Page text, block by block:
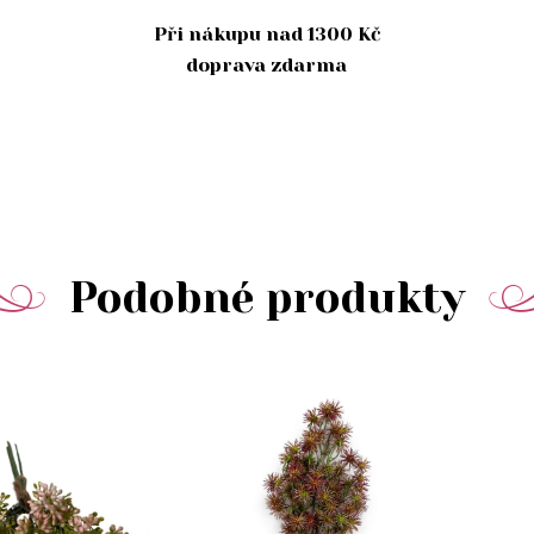
Při nákupu nad 1300 Kč
doprava zdarma
Podobné produkty